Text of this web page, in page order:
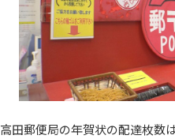
高田郵便局の年賀状の配達枚数